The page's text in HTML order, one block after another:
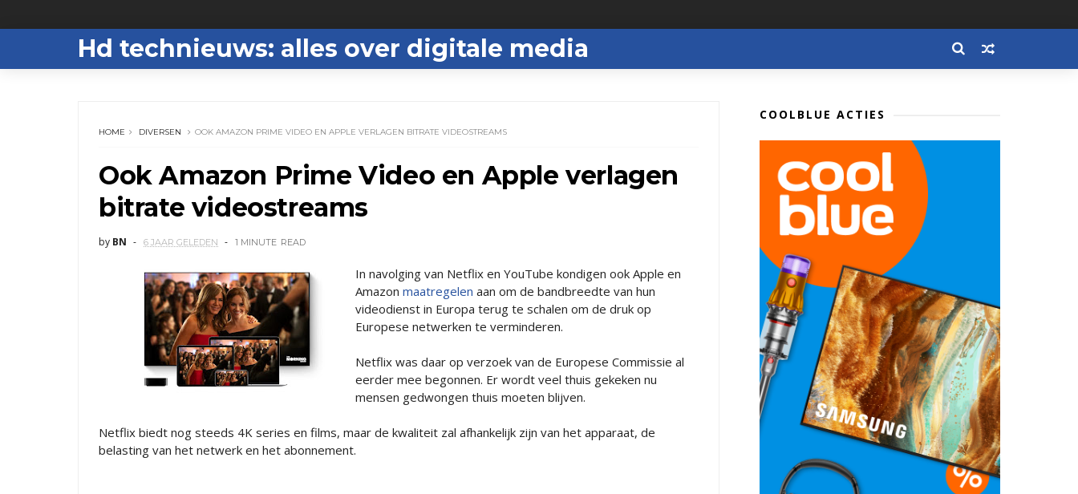
Hd technieuws: alles over digitale media
HOME DIVERSEN OOK AMAZON PRIME VIDEO EN APPLE VERLAGEN BITRATE VIDEOSTREAMS
Ook Amazon Prime Video en Apple verlagen
bitrate videostreams
by BN 6 JAAR GELEDEN 1 MINUTE READ
In navolging van Netflix en YouTube kondigen ook Apple en
Amazon maatregelen aan om de bandbreedte van hun
videodienst in Europa terug te schalen om de druk op
Europese netwerken te verminderen.
Netflix was daar op verzoek van de Europese Commissie al
eerder mee begonnen. Er wordt veel thuis gekeken nu
mensen gedwongen thuis moeten blijven.
Netflix biedt nog steeds 4K series en films, maar de kwaliteit zal afhankelijk zijn van het apparaat, de
belasting van het netwerk en het abonnement.
COOLBLUE ACTIES